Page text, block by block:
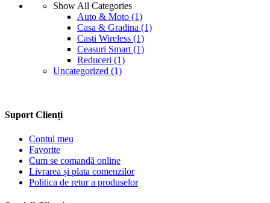
Show All Categories
Auto & Moto (1)
Casa & Gradina (1)
Casti Wireless (1)
Ceasuri Smart (1)
Reduceri (1)
Uncategorized (1)
Suport Clienți
Contul meu
Favorite
Cum se comandă online
Livrarea și plata comenzilor
Politica de retur a produselor